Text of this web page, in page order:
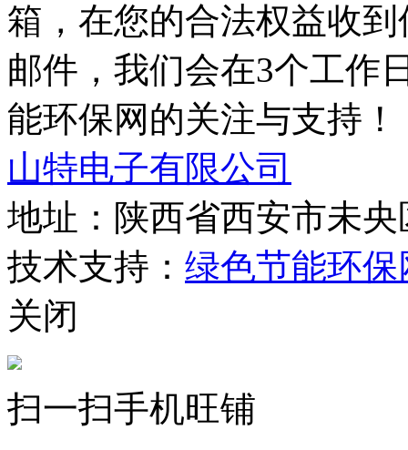
箱，在您的合法权益收
邮件，我们会在3个工作
能环保网的关注与支持！
山特电子有限公司
地址：陕西省西安市未
技术支持： 绿色节能环保
关闭
扫一扫手机旺铺